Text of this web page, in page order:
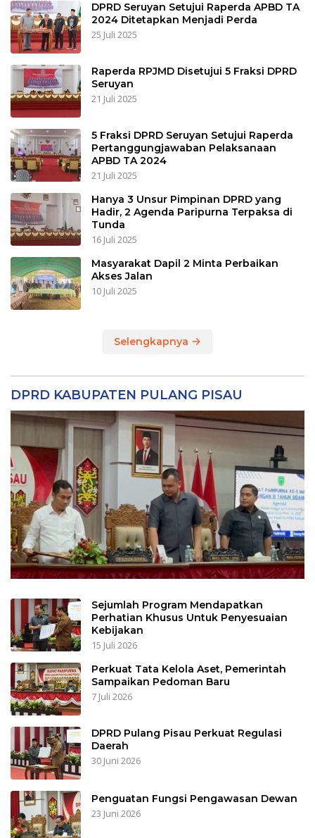
DPRD Seruyan Setujui Raperda APBD TA
2024 Ditetapkan Menjadi Perda
25 Juli 2025
Raperda RPJMD Disetujui 5 Fraksi DPRD
Seruyan
21 Juli 2025
5 Fraksi DPRD Seruyan Setujui Raperda
Pertanggungjawaban Pelaksanaan
APBD TA 2024
21 Juli 2025
Hanya 3 Unsur Pimpinan DPRD yang
Hadir, 2 Agenda Paripurna Terpaksa di
Tunda
16 Juli 2025
Masyarakat Dapil 2 Minta Perbaikan
Akses Jalan
10 Juli 2025
Selengkapnya
DPRD KABUPATEN PULANG PISAU
Sejumlah Program Mendapatkan
Perhatian Khusus Untuk Penyesuaian
Kebijakan
15 Juli 2026
Perkuat Tata Kelola Aset, Pemerintah
Sampaikan Pedoman Baru
7 Juli 2026
DPRD Pulang Pisau Perkuat Regulasi
Daerah
30 Juni 2026
Penguatan Fungsi Pengawasan Dewan
23 Juni 2026